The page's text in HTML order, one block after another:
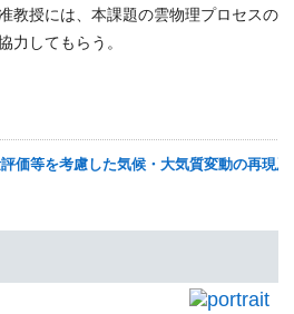
教授には、本課題の雲物理プロセスの
力してもらう。
価等を考慮した気候・大気質変動の再現